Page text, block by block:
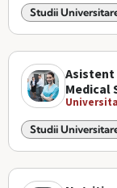
Studii
Asistent
Medical
Studii